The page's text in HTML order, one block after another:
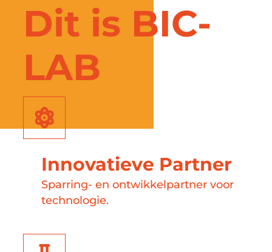
Dit is BIC-
LAB
Innovatieve Partner
Sparring- en ontwikkelpartner voor
technologie.